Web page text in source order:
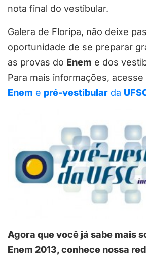
nota final do vestibular.
Galera de Floripa, não deixe
oportunidade de se preparar
as provas do Enem e dos
Para mais informações,
Enem e pré-vestibular da
Agora que você já sabe mais
Enem 2013, conhece nossa